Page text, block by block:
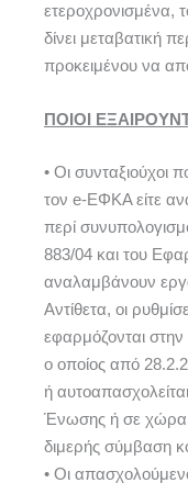
ετεροχρονισμένα,
δίνει μεταβατική
προκειμένου να
ΠΟΙΟΙ
• Οι συνταξιούχοι
τον e-ΕΦΚΑ είτε
περί
883/04 και του
αναλαμβάνουν
Αντίθετα, οι
εφαρμόζονται
ο οποίος από
ή
Ένωσης ή σε χώρα
διμερής σύμβαση
• Οι